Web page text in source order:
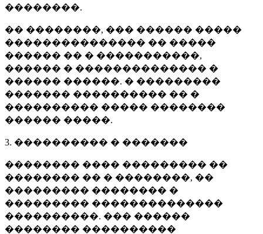
��������.
�� ��������, ��� ������ �����
��������������� �� �����
������ �� � �����������,
������ � �������������� �
������ ������. � ���������
������� ���������� �� �
���������� ����� ��������
������ �����.
3. ���������� � �������
�������� ���� ��������� ��
�������� �� � ��������, ��
��������� �������� �
��������� ��������������
����������. ��� ������
�������� ����������